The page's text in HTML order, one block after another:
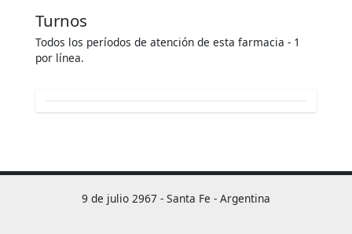
Turnos
Todos los períodos de atención de esta farmacia - 1
por línea.
9 de julio 2967 - Santa Fe - Argentina